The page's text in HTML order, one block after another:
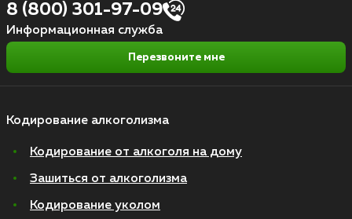
Кодирование алкоголизма
Кодирование от алкоголя на дому
Зашиться от алкоголизма
Кодирование уколом
8 (800) 301-97-09
Информационная служба
Перезвоните мне